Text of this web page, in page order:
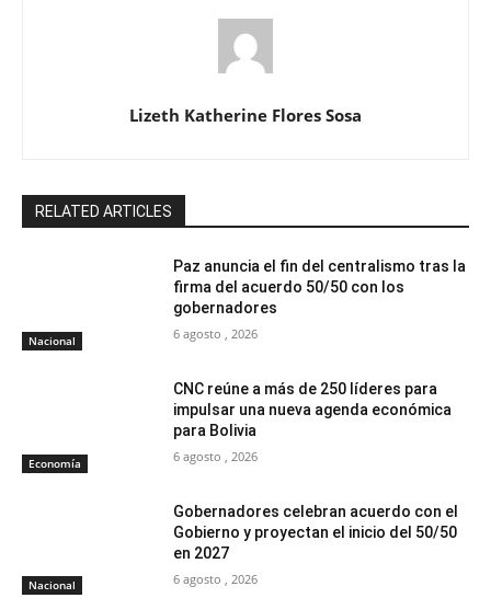
Lizeth Katherine Flores Sosa
RELATED ARTICLES
Nacional
Paz anuncia el fin del centralismo tras la
firma del acuerdo 50/50 con los
gobernadores
6 agosto , 2026
Economía
CNC reúne a más de 250 líderes para
impulsar una nueva agenda económica
para Bolivia
6 agosto , 2026
Nacional
Gobernadores celebran acuerdo con el
Gobierno y proyectan el inicio del 50/50
en 2027
6 agosto , 2026